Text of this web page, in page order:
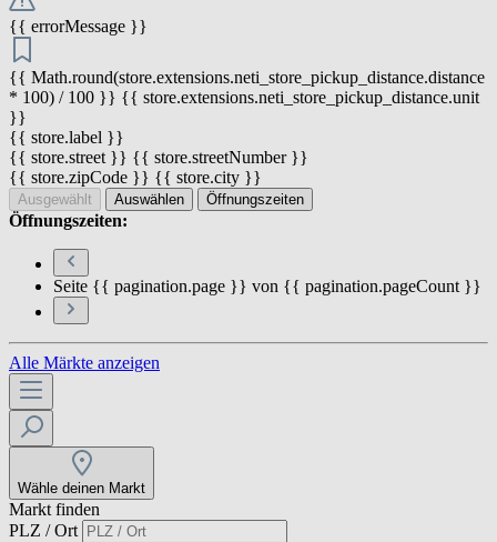
{{ errorMessage }}
{{ Math.round(store.extensions.neti_store_pickup_distance.distance
* 100) / 100 }} {{ store.extensions.neti_store_pickup_distance.unit
}}
{{ store.label }}
{{ store.street }} {{ store.streetNumber }}
{{ store.zipCode }} {{ store.city }}
Ausgewählt Auswählen Öffnungszeiten
Öffnungszeiten:
Seite {{ pagination.page }} von {{ pagination.pageCount }}
Alle Märkte anzeigen
Wähle deinen Markt
Markt finden
PLZ / Ort